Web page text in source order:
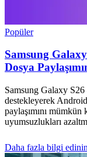
Popüler
Samsung
Dosya
Samsung Galaxy
destekleyerek
paylaşımını mümkün
uyumsuzlukları
Daha fazla bilgi edinin